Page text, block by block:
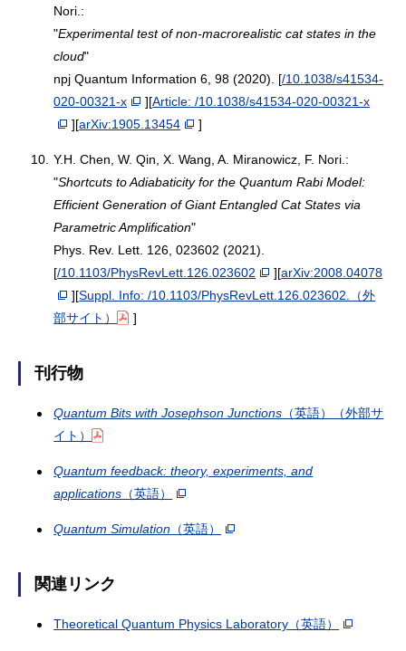
Nori.:
"Experimental test of non-macrorealistic cat states in the
cloud"
npj Quantum Information 6, 98 (2020). [/10.1038/s41534-
020-00321-x
][Article: /10.1038/s41534-020-00321-x
][arXiv:1905.13454 ]
10. Y.H. Chen, W. Qin, X. Wang, A. Miranowicz, F. Nori.:
"Shortcuts to Adiabaticity for the Quantum Rabi Model:
Efficient Generation of Giant Entangled Cat States via
Parametric Amplification"
Phys. Rev. Lett. 126, 023602 (2021).
[/10.1103/PhysRevLett.126.023602 ][arXiv:2008.04078
][Suppl. Info: /10.1103/PhysRevLett.126.023602.（外
部サイト）
]
刊行物
Quantum Bits with Josephson Junctions （英語）（外部サ
イト）
Quantum feedback: theory, experiments, and
applications （英語）
Quantum Simulation （英語）
関連リンク
Theoretical Quantum Physics Laboratory （英語）